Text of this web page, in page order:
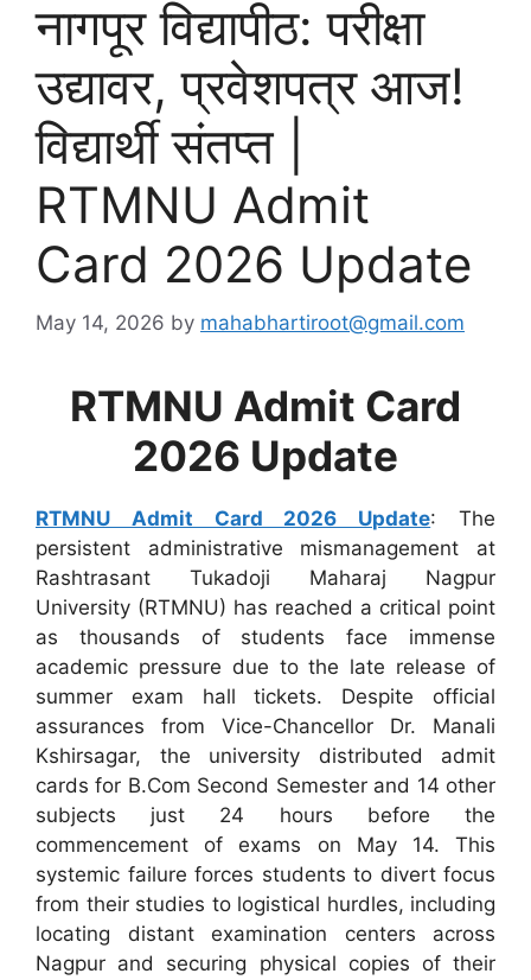
नागपूर विद्यापीठ: परीक्षा
उद्यावर, प्रवेशपत्र आज!
विद्यार्थी संतप्त |
RTMNU Admit
Card 2026 Update
May 14, 2026 by mahabhartiroot@gmail.com
RTMNU Admit Card
2026 Update
RTMNU Admit Card 2026 Update: The
persistent administrative mismanagement at
Rashtrasant Tukadoji Maharaj Nagpur
University (RTMNU) has reached a critical point
as thousands of students face immense
academic pressure due to the late release of
summer exam hall tickets. Despite official
assurances from Vice-Chancellor Dr. Manali
Kshirsagar, the university distributed admit
cards for B.Com Second Semester and 14 other
subjects just 24 hours before the
commencement of exams on May 14. This
systemic failure forces students to divert focus
from their studies to logistical hurdles, including
locating distant examination centers across
Nagpur and securing physical copies of their